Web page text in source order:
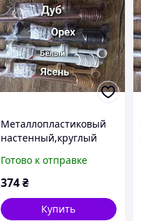
Металлопластиковый
настенный,круглый
спальню 3 м
Готово к отправке
374₴
Купить